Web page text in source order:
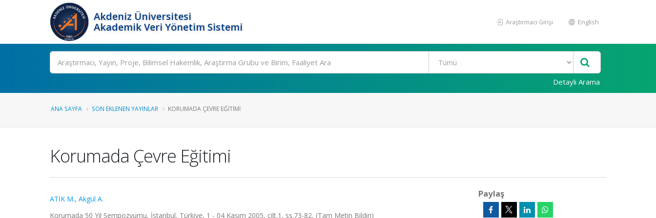
Akdeniz Üniversitesi
Akademik Veri Yönetim Sistemi
Araştırmacı Girişi English
Ara
Detaylı Arama
ANA SAYFA SON EKLENEN YAYINLAR KORUMADA ÇEVRE EĞITIMI
Korumada Çevre Eğitimi
ATİK M., Akgül A.
Korumada 50 Yıl Sempozyumu, İstanbul, Türkiye, 1 - 04 Kasım 2005, cilt.1, ss.73-82, (Tam Metin Bildiri)
Paylaş